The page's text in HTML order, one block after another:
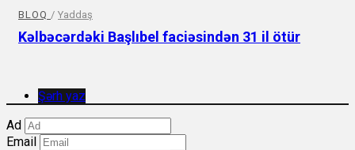
BLOQ / Yaddaş
Kəlbəcərdəki Başlıbel faciəsindən 31 il ötür
Şərh yaz
Ad
Email